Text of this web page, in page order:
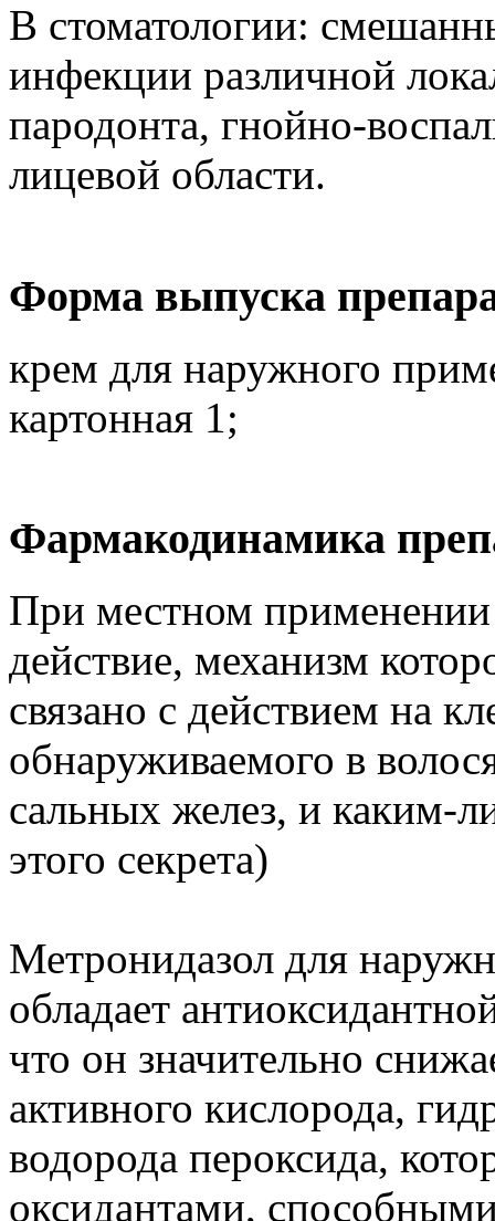
В стоматологии:
инфекции различной
пародонта, гнойно-
лицевой области.
Форма выпуска
крем для наружного
картонная 1;
Фармакодинамика
При местном применении
действие, механизм
связано с действием на
обнаруживаемого в
сальных желез, и каким-
этого секрета)
Метронидазол для
обладает
что он значительно
активного кислорода,
водорода пероксида,
оксидантами,